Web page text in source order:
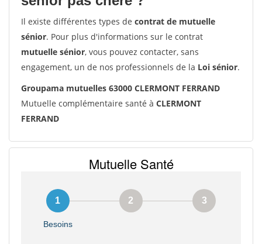
Il existe différentes types de contrat de mutuelle
sénior. Pour plus d'informations sur le contrat
mutuelle sénior, vous pouvez contacter, sans
engagement, un de nos professionnels de la Loi sénior.
Groupama mutuelles 63000 CLERMONT FERRAND
Mutuelle complémentaire santé à CLERMONT
FERRAND